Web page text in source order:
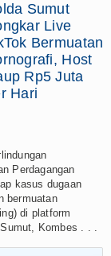
Sumut
Live
Bermuatan
Host
Rp5 Juta
Hari
Perdagangan
kasus dugaan
bermuatan
di platform
Kombes . . .